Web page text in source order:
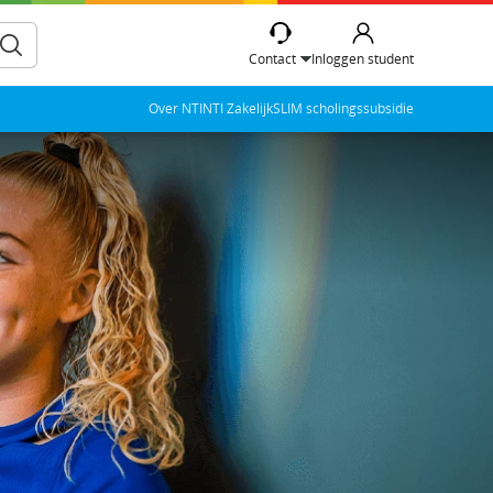
Contact Inloggen student
Over NTINTI ZakelijkSLIM scholingssubsidie